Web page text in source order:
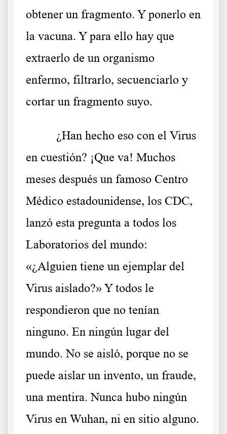
obtener un fragmento. Y ponerlo en
la vacuna. Y para ello hay que
extraerlo de un organismo
enfermo, filtrarlo, secuenciarlo y
cortar un fragmento suyo.
¿Han hecho eso con el Virus
en cuestión? ¡Que va! Muchos
meses después un famoso Centro
Médico estadounidense, los CDC,
lanzó esta pregunta a todos los
Laboratorios del mundo:
«¿Alguien tiene un ejemplar del
Virus aislado?» Y todos le
respondieron que no tenían
ninguno. En ningún lugar del
mundo. No se aisló, porque no se
puede aislar un invento, un fraude,
una mentira. Nunca hubo ningún
Virus en Wuhan, ni en sitio alguno.